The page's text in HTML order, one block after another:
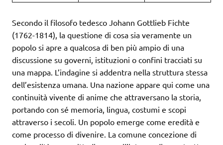
Secondo il filosofo tedesco Johann Gottlieb Fichte
(1762-1814), la questione di cosa sia veramente un
popolo si apre a qualcosa di ben più ampio di una
discussione su governi, istituzioni o confini tracciati su
una mappa. L’indagine si addentra nella struttura stessa
dell’esistenza umana. Una nazione appare qui come una
continuità vivente di anime che attraversano la storia,
portando con sé memoria, lingua, costumi e scopi
attraverso i secoli. Un popolo emerge come eredità e
come processo di divenire. La comune concezione di